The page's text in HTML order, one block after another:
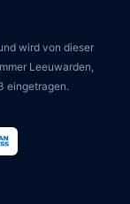
wird von dieser
Leeuwarden,
eingetragen.